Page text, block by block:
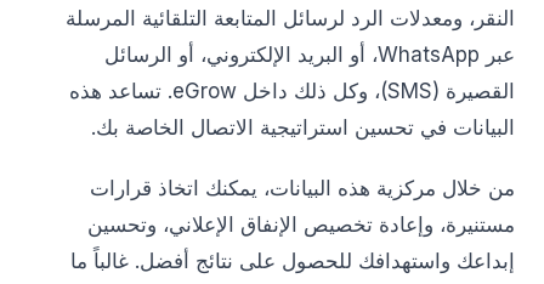
النقر، ومعدلات الرد لرسائل المتابعة التلقائية المرسلة
عبر WhatsApp، أو البريد الإلكتروني، أو الرسائل
القصيرة (SMS)، وكل ذلك داخل eGrow. تساعد هذه
البيانات في تحسين استراتيجية الاتصال الخاصة بك.
من خلال مركزية هذه البيانات، يمكنك اتخاذ قرارات
مستنيرة، وإعادة تخصيص الإنفاق الإعلاني، وتحسين
إبداعك واستهدافك للحصول على نتائج أفضل. غالباً ما